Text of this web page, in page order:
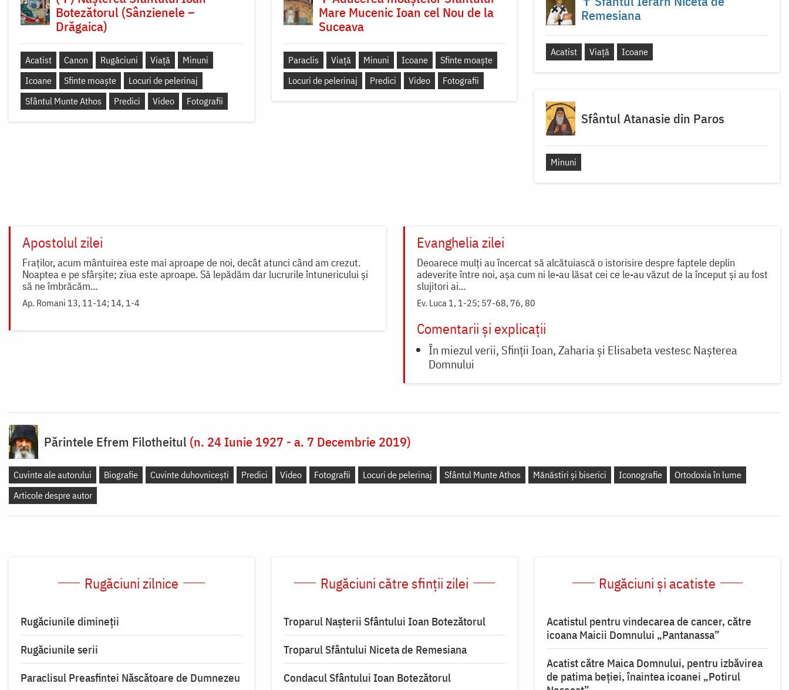
Botezătorul (Sânzienele –
Drăgaica)
Acatist Canon Rugăciuni Viață
Minuni
Icoane
Sfinte moaște
Locuri de pelerinaj
Sfântul Munte Athos
Predici Video Fotografii
Mare Mucenic Ioan cel Nou de la
Suceava
Paraclis Viață Minuni Icoane
Sfinte moaște
Locuri de pelerinaj
Predici Video Fotografii
Remesiana
Acatist Viață Icoane
Sfântul Atanasie din Paros
Minuni
Apostolul zilei
Fraților, acum mântuirea este mai aproape de noi, decât atunci când am crezut.
Noaptea e pe sfârșite; ziua este aproape. Să lepădăm dar lucrurile întunericului și
să ne îmbrăcăm...
Ap. Romani 13, 11-14; 14, 1-4
Evanghelia zilei
Deoarece mulţi au încercat să alcătuiască o istorisire despre faptele deplin
adeverite între noi, aşa cum ni le-au lăsat cei ce le-au văzut de la început şi au fost
slujitori ai...
Ev. Luca 1, 1-25; 57-68, 76, 80
Comentarii și explicații
În miezul verii, Sfinții Ioan, Zaharia și Elisabeta vestesc Nașterea
Domnului
Părintele Efrem Filotheitul (n. 24 Iunie 1927 - a. 7 Decembrie 2019)
Cuvinte ale autorului Biografie Cuvinte duhovnicești Predici Video Fotografii Locuri de pelerinaj Sfântul Munte Athos Mănăstiri și biserici Iconografie
Ortodoxia în lume
Articole despre autor
Rugăciuni zilnice
Rugăciunile dimineții
Rugăciunile serii
Paraclisul Preasfintei Născătoare de Dumnezeu
Rugăciuni către sfinții zilei
Troparul Naşterii Sfântului Ioan Botezătorul
Troparul Sfântului Niceta de Remesiana
Condacul Sfântului Ioan Botezătorul
Rugăciuni și acatiste
Acatistul pentru vindecarea de cancer, către
icoana Maicii Domnului „Pantanassa”
Acatist către Maica Domnului, pentru izbăvirea
de patima beției, înaintea icoanei „Potirul